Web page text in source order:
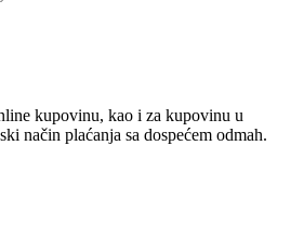
kupovinu, kao i za kupovinu u
način plaćanja sa dospećem odmah.